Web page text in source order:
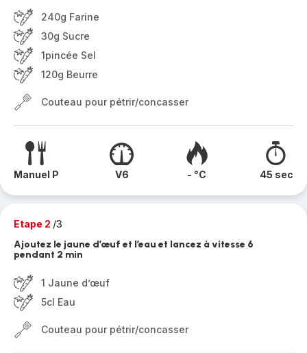
240g Farine
30g Sucre
1pincée Sel
120g Beurre
Couteau pour pétrir/concasser
Manuel P V6 - °C 45 sec
Etape 2 /3
Ajoutez le jaune d’œuf et l’eau et lancez à vitesse 6
pendant 2 min
1 Jaune d’œuf
5cl Eau
Couteau pour pétrir/concasser